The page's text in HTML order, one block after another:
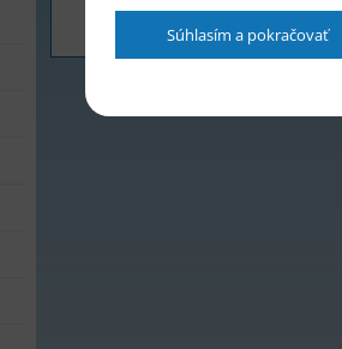
Súhlasím a pokračovať